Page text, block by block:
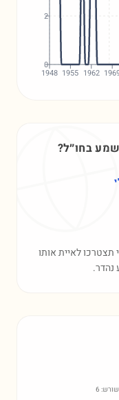
1948 1955 1962
0
2
בחו״ל?
תצטרכו לאיית אותו
6